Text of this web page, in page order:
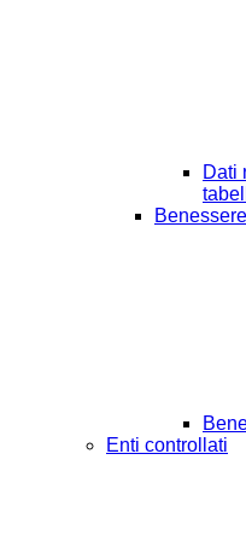
Dati
Enti controllati